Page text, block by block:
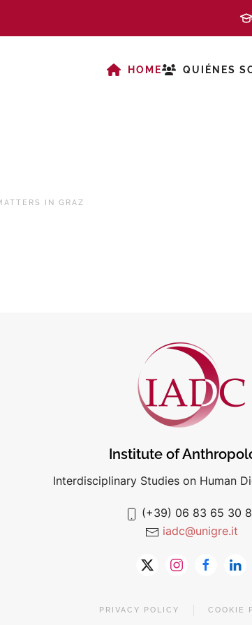
HOME QUIÉNES
IN GRAZ
Institute of
Interdisciplinary Studies on Human
(+39) 06 83 65 30
iadc@unigre.it
PRIVACY POLICY COOKIE